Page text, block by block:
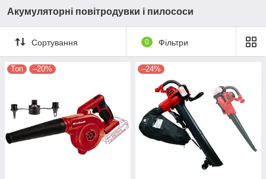
Акумуляторні повітродувки і пилососи
Сортування 0 Фільтри
Топ –20% –24%